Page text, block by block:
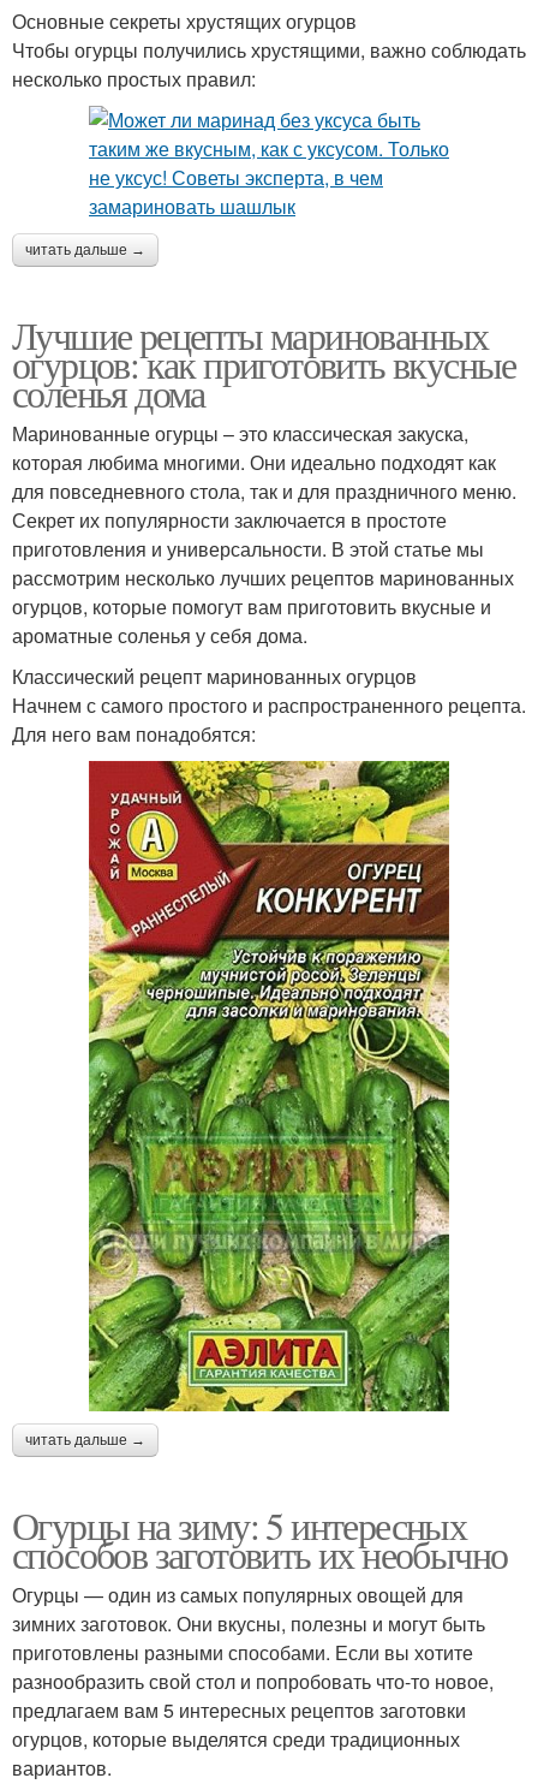
Основные секреты хрустящих огурцов
Чтобы огурцы получились хрустящими, важно соблюдать
несколько простых правил:
читать дальше →
Лучшие рецепты маринованных
огурцов: как приготовить вкусные
соленья дома
Маринованные огурцы – это классическая закуска,
которая любима многими. Они идеально подходят как
для повседневного стола, так и для праздничного меню.
Секрет их популярности заключается в простоте
приготовления и универсальности. В этой статье мы
рассмотрим несколько лучших рецептов маринованных
огурцов, которые помогут вам приготовить вкусные и
ароматные соленья у себя дома.
Классический рецепт маринованных огурцов
Начнем с самого простого и распространенного рецепта.
Для него вам понадобятся:
читать дальше →
Огурцы на зиму: 5 интересных
способов заготовить их необычно
Огурцы — один из самых популярных овощей для
зимних заготовок. Они вкусны, полезны и могут быть
приготовлены разными способами. Если вы хотите
разнообразить свой стол и попробовать что-то новое,
предлагаем вам 5 интересных рецептов заготовки
огурцов, которые выделятся среди традиционных
вариантов.